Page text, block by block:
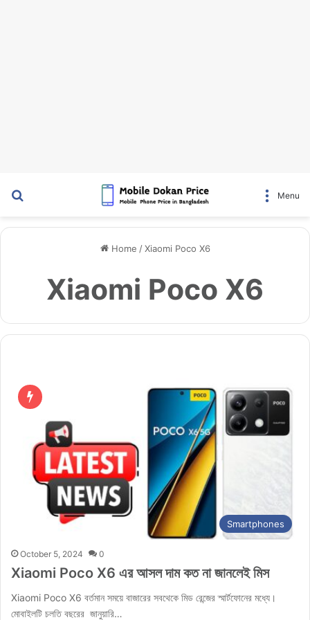
Menu
Home / Xiaomi Poco X6
Xiaomi Poco X6
Smartphones
October 5, 2024 0
Xiaomi Poco X6 এর আসল দাম কত না জানলেই মিস
Xiaomi Poco X6 বর্তমান সময়ে বাজারের সবথেকে মিড রেন্জের স্মার্টফোনের মধ্যে।
মোবাইলটি চলতি বছরের জানুয়ারি…